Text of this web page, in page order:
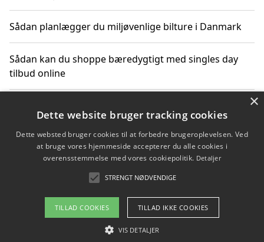
Sådan planlægger du miljøvenlige bilture i Danmark
Sådan kan du shoppe bæredygtigt med singles day
tilbud online
til CO2-reduktion
Sådan planlægger du dine vigtige datoer for CO2-
Copyright 2026 - Pilanto Aps
Om / kontakt
×
Dette website bruger tracking cookies
Dette websted bruger cookies til at forbedre brugeroplevelsen. Ved
at bruge vores hjemmeside accepterer du alle cookies i
overensstemmelse med vores cookiepolitik. Detaljer
STRENGT NØDVENDIGE
TILLAD COOKIES TILLAD IKKE COOKIES
VIS DETALJER